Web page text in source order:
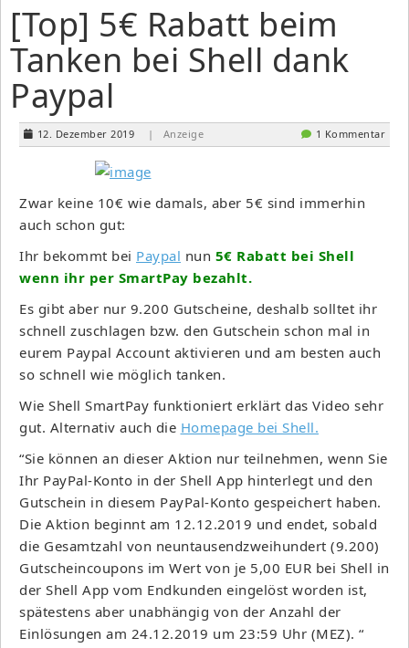
[Top] 5€ Rabatt beim
Tanken bei Shell dank
Paypal
12. Dezember 2019 | Anzeige 1 Kommentar
Zwar keine 10€ wie damals, aber 5€ sind immerhin
auch schon gut:
Ihr bekommt bei Paypal nun 5€ Rabatt bei Shell
wenn ihr per SmartPay bezahlt.
Es gibt aber nur 9.200 Gutscheine, deshalb solltet ihr
schnell zuschlagen bzw. den Gutschein schon mal in
eurem Paypal Account aktivieren und am besten auch
so schnell wie möglich tanken.
Wie Shell SmartPay funktioniert erklärt das Video sehr
gut. Alternativ auch die Homepage bei Shell.
“Sie können an dieser Aktion nur teilnehmen, wenn Sie
Ihr PayPal-Konto in der Shell App hinterlegt und den
Gutschein in diesem PayPal-Konto gespeichert haben.
Die Aktion beginnt am 12.12.2019 und endet, sobald
die Gesamtzahl von neuntausendzweihundert (9.200)
Gutscheincoupons im Wert von je 5,00 EUR bei Shell in
der Shell App vom Endkunden eingelöst worden ist,
spätestens aber unabhängig von der Anzahl der
Einlösungen am 24.12.2019 um 23:59 Uhr (MEZ). “